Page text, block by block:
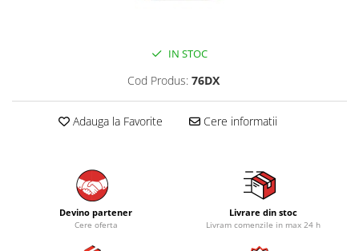
IN STOC
Cod Produs: 76DX
Adauga la Favorite Cere informatii
Devino partener
Cere oferta
Livrare din stoc
Livram comenzile in max 24 h